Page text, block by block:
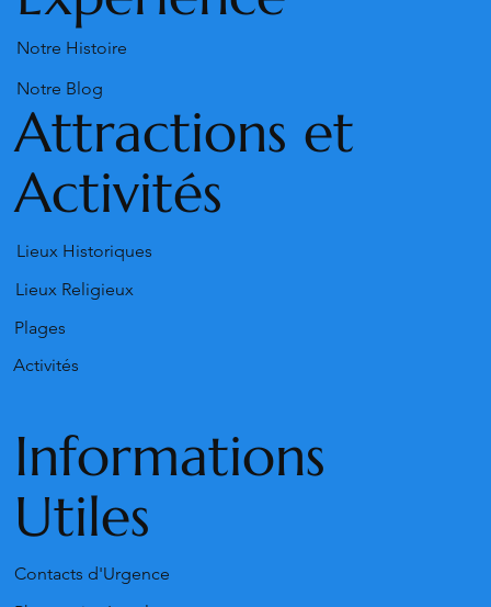
Notre Histoire
Notre Blog
Attractions et
Activités
Lieux Historiques
Lieux Religieux
Plages
Activités
Informations
Utiles
Contacts d'Urgence